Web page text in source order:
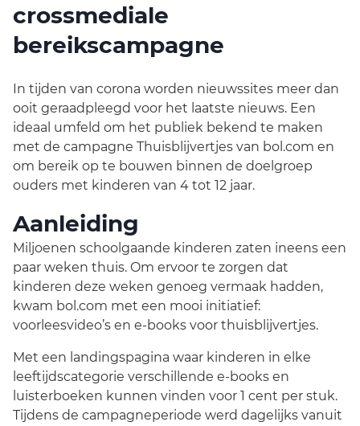
crossmediale
bereikscampagne
In tijden van corona worden nieuwssites meer dan
ooit geraadpleegd voor het laatste nieuws. Een
ideaal umfeld om het publiek bekend te maken
met de campagne Thuisblijvertjes van bol.com en
om bereik op te bouwen binnen de doelgroep
ouders met kinderen van 4 tot 12 jaar.
Aanleiding
Miljoenen schoolgaande kinderen zaten ineens een
paar weken thuis. Om ervoor te zorgen dat
kinderen deze weken genoeg vermaak hadden,
kwam bol.com met een mooi initiatief:
voorleesvideo’s en e-books voor thuisblijvertjes.
Met een landingspagina waar kinderen in elke
leeftijdscategorie verschillende e-books en
luisterboeken kunnen vinden voor 1 cent per stuk.
Tijdens de campagneperiode werd dagelijks vanuit